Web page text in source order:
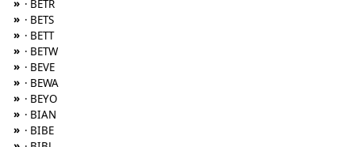
» · BETR
» · BETS
» · BETT
» · BETW
» · BEVE
» · BEWA
» · BEYO
» · BIAN
» · BIBE